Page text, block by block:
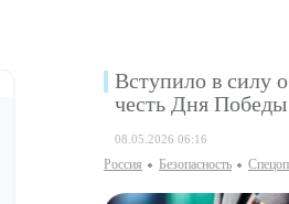
Вступило в силу
честь Дня Победы
08.05.2026 06:16
Россия Безопаcность